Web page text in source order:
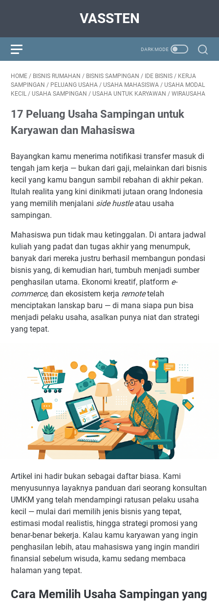
VASSTEN
HOME / BISNIS RUMAHAN / BISNIS SAMPINGAN / IDE BISNIS / KERJA
SAMPINGAN / PELUANG USAHA / USAHA MAHASISWA / USAHA MODAL
KECIL / USAHA SAMPINGAN / USAHA UNTUK KARYAWAN / WIRAUSAHA
17 Peluang Usaha Sampingan untuk
Karyawan dan Mahasiswa
Bayangkan kamu menerima notifikasi transfer masuk di
tengah jam kerja — bukan dari gaji, melainkan dari bisnis
kecil yang kamu bangun sambil rebahan di akhir pekan.
Itulah realita yang kini dinikmati jutaan orang Indonesia
yang memilih menjalani side hustleatau usaha
sampingan.
Mahasiswa pun tidak mau ketinggalan. Di antara jadwal
kuliah yang padat dan tugas akhir yang menumpuk,
banyak dari mereka justru berhasil membangun pondasi
bisnis yang, di kemudian hari, tumbuh menjadi sumber
penghasilan utama. Ekonomi kreatif, platform e-
commerce, dan ekosistem kerja remotetelah
menciptakan lanskap baru — di mana siapa pun bisa
menjadi pelaku usaha, asalkan punya niat dan strategi
yang tepat.
Artikel ini hadir bukan sebagai daftar biasa. Kami
menyusunnya layaknya panduan dari seorang konsultan
UMKM yang telah mendampingi ratusan pelaku usaha
kecil — mulai dari memilih jenis bisnis yang tepat,
estimasi modal realistis, hingga strategi promosi yang
benar-benar bekerja. Kalau kamu karyawan yang ingin
penghasilan lebih, atau mahasiswa yang ingin mandiri
finansial sebelum wisuda, kamu sedang membaca
halaman yang tepat.
Cara Memilih Usaha Sampingan yang